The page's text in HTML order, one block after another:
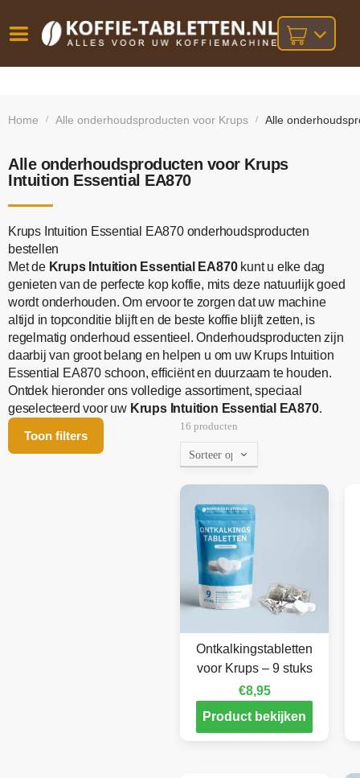
besteld,
bij orders
Home / Alle onderhoudsproducten voor Krups / Alle
Alle onderhoudsproducten voor Krups
Intuition Essential EA870
Krups Intuition Essential EA870 onderhoudsproducten
bestellen
Met de Krups Intuition Essential EA870kunt u elke dag
genieten van de perfecte kop koffie, mits deze natuurlijk goed
wordt onderhouden. Om ervoor te zorgen dat uw machine
altijd in topconditie blijft en de beste koffie blijft zetten, is
regelmatig onderhoud essentieel. Onderhoudsproducten zijn
daarbij van groot belang en helpen u om uw Krups Intuition
Essential EA870 schoon, efficiënt en duurzaam te houden.
Ontdek hieronder ons volledige assortiment, speciaal
geselecteerd voor uw Krups Intuition Essential EA870.
Toon filters
16 producten
Ontkalkingstabletten
voor Krups – 9 stuks
€8,95
Product bekijken